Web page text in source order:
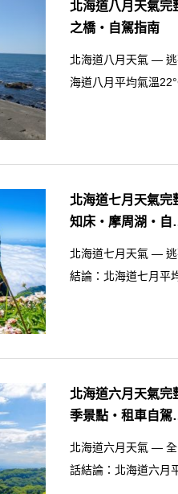
北海道八月天氣完
之橋・自駕指南
北海道八月天氣 — 逃
海道八月平均氣溫
北海道七月天氣完
知床・摩周湖・
北海道七月天氣 — 逃
結論：北海道七月平
北海道六月天氣完
季景點・租車自
北海道六月天氣 — 全
話結論：北海道六月